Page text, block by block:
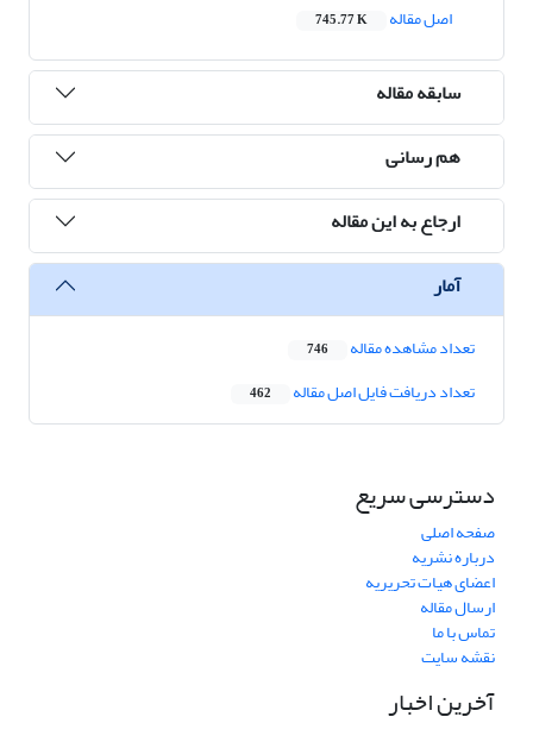
اصل مقاله
745.77 K
سابقه مقاله
هم رسانی
ارجاع به این مقاله
آمار
تعداد مشاهده مقاله 746
تعداد دریافت فایل اصل مقاله 462
دسترسی سریع
صفحه اصلی
درباره نشریه
اعضای هیات تحریریه
ارسال مقاله
تماس با ما
نقشه سایت
آخرین اخبار